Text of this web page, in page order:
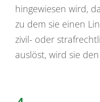
hingewiesen wird,
zu dem sie einen
zivil- oder
auslöst, wird sie